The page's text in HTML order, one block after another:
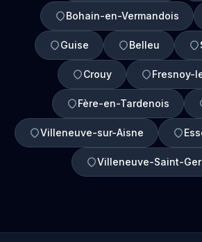
Bohain-en-Vermandois
Guise Belleu
Crouy Fresnoy-
Fère-en-Tardenois
Villeneuve-sur-Aisne
Villeneuve-Saint-